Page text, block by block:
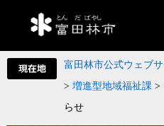
富田林市公式ウェブ
> 増進型地域福祉課 >
らせ